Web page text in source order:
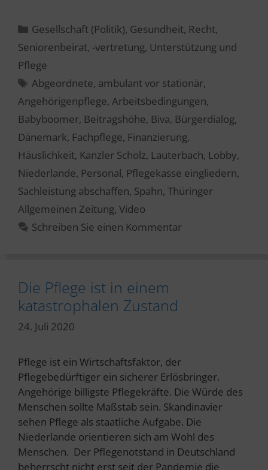
Kategorien
Gesellschaft (Politik), Gesundheit, Recht,
Seniorenbeirat, -vertretung, Unterstützung und
Pflege
Schlagwörter
Abgeordnete, ambulant vor stationär,
Angehörigenpflege, Arbeitsbedingungen,
Babyboomer, Beitragshöhe, Biva, Bürgerdialog,
Dänemark, Fachpflege, Finanzierung,
Häuslichkeit, Kanzler Scholz, Lauterbach, Lobby,
Niederlande, Personal, Pflegekasse eingliedern,
Sachleistung abschaffen, Spahn, Thüringer
Allgemeinen Zeitung, Video
Schreiben Sie einen Kommentar
Die Pflege ist in einem
katastrophalen Zustand
24. Juli 2020
Pflege ist ein Wirtschaftsfaktor, der
Pflegebedürftiger ein sicherer Erlösbringer.
Angehörige billigste Pflegekräfte. Die Würde des
Menschen sollte Maßstab sein. Skandinavier
sehen Pflege als staatliche Aufgabe. Die
Niederlande orientieren sich am Wohl des
Menschen. Der Pflegenotstand in Deutschland
beherrscht nicht erst seit der Pandemie die